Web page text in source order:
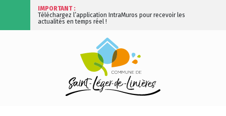
IMPORTANT :
Téléchargez l’application IntraMuros pour recevoir les
actualités en temps réel !